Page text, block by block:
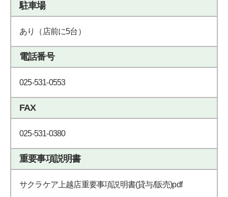
駐車場
あり（店前に5台）
電話番号
025-531-0553
FAX
025-531-0380
重要事項説明書
サクラケア上越店重要事項説明書(貸与/販売)pdf